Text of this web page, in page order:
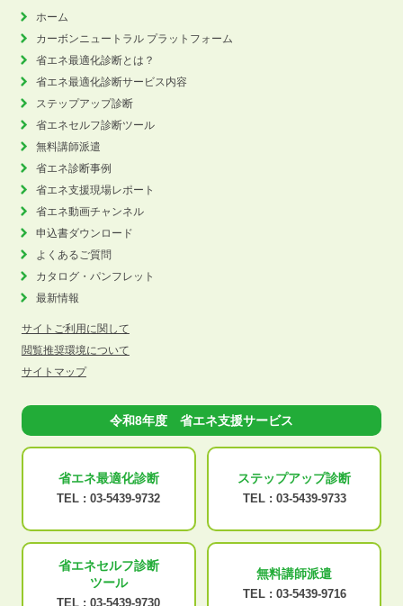
ホーム
カーボンニュートラル プラットフォーム
省エネ最適化診断とは？
省エネ最適化診断サービス内容
ステップアップ診断
省エネセルフ診断ツール
無料講師派遣
省エネ診断事例
省エネ支援現場レポート
省エネ動画チャンネル
申込書ダウンロード
よくあるご質問
カタログ・パンフレット
最新情報
サイトご利用に関して
閲覧推奨環境について
サイトマップ
令和8年度 省エネ支援サービス
省エネ最適化診断
TEL : 03-5439-9732
ステップアップ診断
TEL : 03-5439-9733
省エネセルフ診断
ツール
TEL : 03-5439-9730
無料講師派遣
TEL : 03-5439-9716